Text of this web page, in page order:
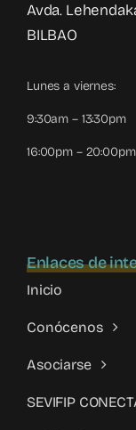
Avda.
BILBAO
Lunes a viernes:
9:30am – 13:30pm
16:00pm – 20:00pm
Enlaces de
Inicio
Conócenos
Asociarse
SEVIFIP